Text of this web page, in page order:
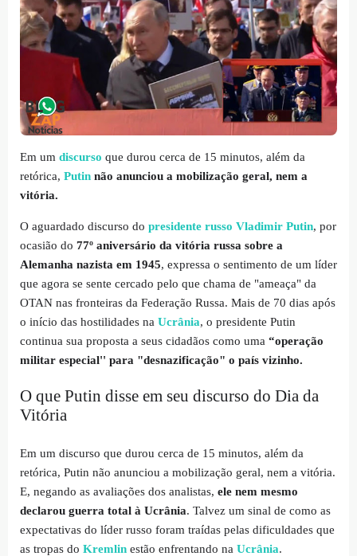
Em um discurso que durou cerca de 15 minutos, além da
retórica, Putin não anunciou a mobilização geral, nem a
vitória.
O aguardado discurso do presidente russo Vladimir Putin, por
ocasião do 77º aniversário da vitória russa sobre a
Alemanha nazista em 1945, expressa o sentimento de um líder
que agora se sente cercado pelo que chama de "ameaça" da
OTAN nas fronteiras da Federação Russa. Mais de 70 dias após
o início das hostilidades na Ucrânia, o presidente Putin
continua sua proposta a seus cidadãos como uma “operação
militar especial'' para "desnazificação" o país vizinho.
O que Putin disse em seu discurso do Dia da
Vitória
Em um discurso que durou cerca de 15 minutos, além da
retórica, Putin não anunciou a mobilização geral, nem a vitória.
E, negando as avaliações dos analistas, ele nem mesmo
declarou guerra total à Ucrânia. Talvez um sinal de como as
expectativas do líder russo foram traídas pelas dificuldades que
as tropas do Kremlin estão enfrentando na Ucrânia.